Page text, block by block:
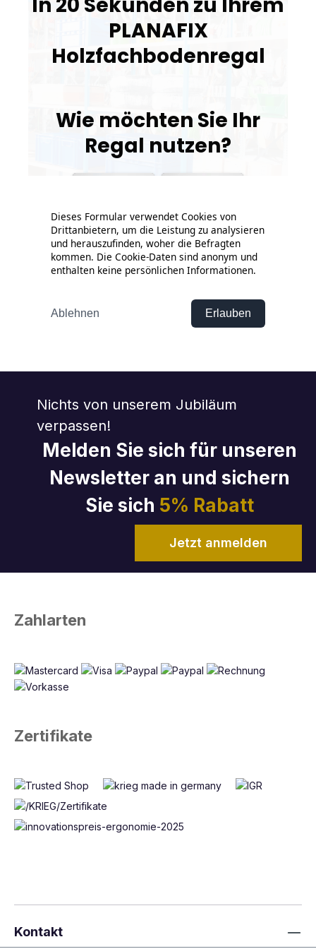
Nichts von unserem Jubiläum
verpassen!
Melden Sie sich für unseren
Newsletter an und sichern
Sie sich 5% Rabatt
Jetzt anmelden
Zahlarten
Zertifikate
Kontakt